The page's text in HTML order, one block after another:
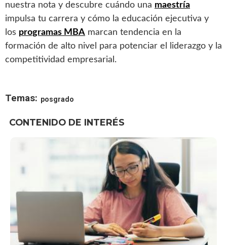
nuestra nota y descubre cuándo una maestría
impulsa tu carrera y cómo la educación ejecutiva y
los programas MBA marcan tendencia en la
formación de alto nivel para potenciar el liderazgo y la
competitividad empresarial.
Temas: posgrado
CONTENIDO DE INTERÉS